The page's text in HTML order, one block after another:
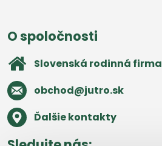
O spoločnosti
Slovenská rodinná firma
obchod​@jutro​.sk
Ďalšie kontakty